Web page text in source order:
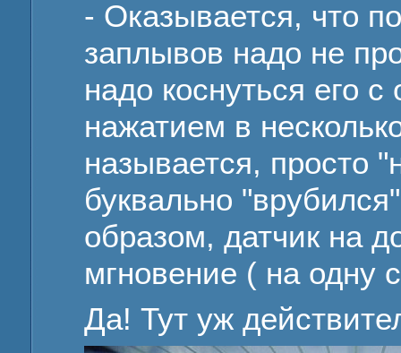
- Оказывается, что
заплывов надо не
надо коснуться его
нажатием в
называется, просто
буквально
образом, датчик на
мгновение ( на одну
Да! Тут уж